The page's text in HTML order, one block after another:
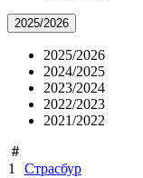
2025/2026
2025/2026
2024/2025
2023/2024
2022/2023
2021/2022
#
1
Страсбур